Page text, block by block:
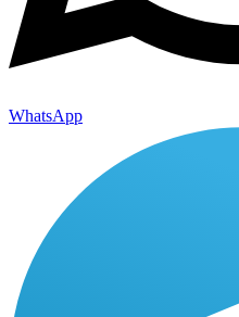
WhatsApp